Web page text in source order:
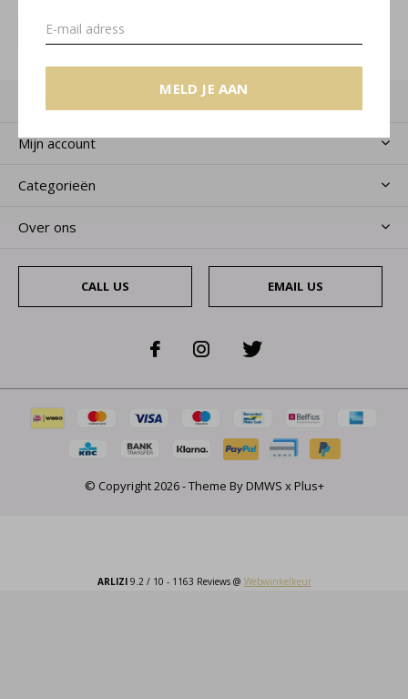
MELD JE AAN
Mijn account
Categorieën
Over ons
CALL US EMAIL US
© Copyright2026- Theme ByDMWS x Plus+
ARLIZI9.2 / 10 - 1163 Reviews @ Webwinkelkeur